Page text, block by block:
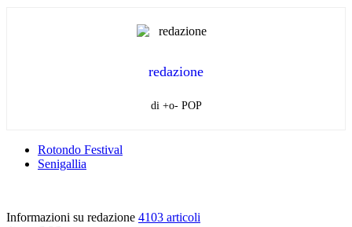
redazione
di +o- POP
Rotondo Festival
Senigallia
Informazioni su redazione 4103 articoli